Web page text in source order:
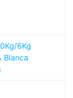
6Kg
Blanca